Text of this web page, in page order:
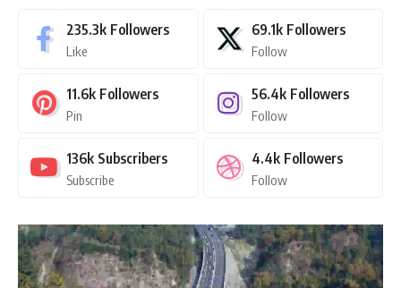
235.3k Followers
Like
69.1k Followers
Follow
11.6k Followers
Pin
56.4k Followers
Follow
136k Subscribers
Subscribe
4.4k Followers
Follow